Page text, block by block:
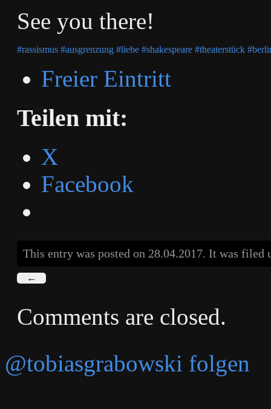
See you there!
#rassismus #ausgrenzung #liebe #shakespeare #theaterstück
Freier Eintritt
Teilen mit:
X
Facebook
This entry was posted on 28.04.2017. It was filed
←
Comments are closed.
@tobiasgrabowski folgen